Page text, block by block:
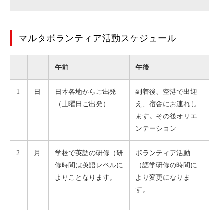
マルタボランティア活動スケジュール
午前 午後
1 日
日本各地からご出発
（土曜日ご出発）
到着後、空港で出迎
え、宿舎にお連れし
ます。その後オリエ
ンテーション
2 月
学校で英語の研修（研
修時間は英語レベルに
よりことなります。
ボランティア活動
（語学研修の時間に
より変更になりま
す。